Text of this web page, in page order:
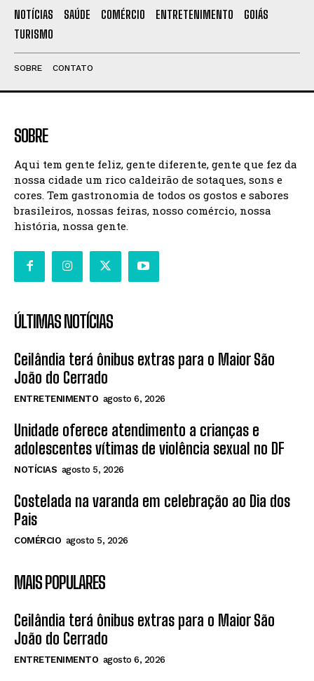
NOTÍCIAS SAÚDE COMÉRCIO ENTRETENIMENTO
GOIÁS
TURISMO
SOBRE CONTATO
SOBRE
Aqui tem gente feliz, gente diferente, gente que fez da
nossa cidade um rico caldeirão de sotaques, sons e
cores. Tem gastronomia de todos os gostos e sabores
brasileiros, nossas feiras, nosso comércio, nossa
história, nossa gente.
ÚLTIMAS NOTÍCIAS
Ceilândia terá ônibus extras para o Maior São
João do Cerrado
ENTRETENIMENTO agosto 6, 2026
Unidade oferece atendimento a crianças e
adolescentes vítimas de violência sexual no DF
NOTÍCIAS agosto 5, 2026
Costelada na varanda em celebração ao Dia dos
Pais
COMÉRCIO agosto 5, 2026
MAIS POPULARES
Ceilândia terá ônibus extras para o Maior São
João do Cerrado
ENTRETENIMENTO agosto 6, 2026